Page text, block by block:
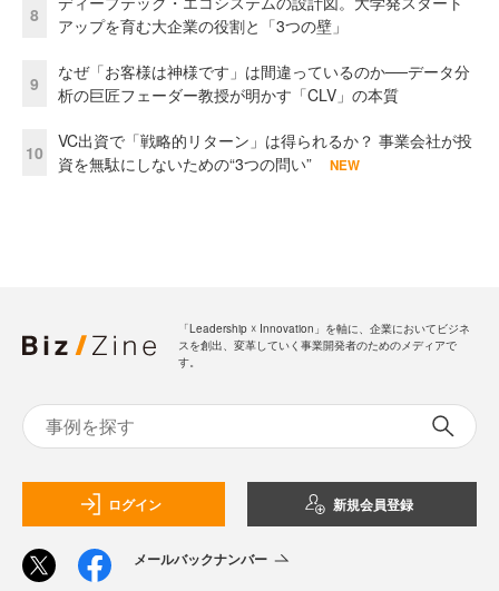
8
アップを育む大企業の役割と「3つの壁」
9
なぜ「お客様は神様です」は間違っているのか──データ分
析の巨匠フェーダー教授が明かす「CLV」の本質
10
VC出資で「戦略的リターン」は得られるか？ 事業会社が投
資を無駄にしないための“3つの問い”
NEW
「Leadership ☓ Innovation」を軸に、企業においてビジネ
スを創出、変革していく事業開発者のためのメディアで
す。
ログイン 新規会員登録
メールバックナンバー